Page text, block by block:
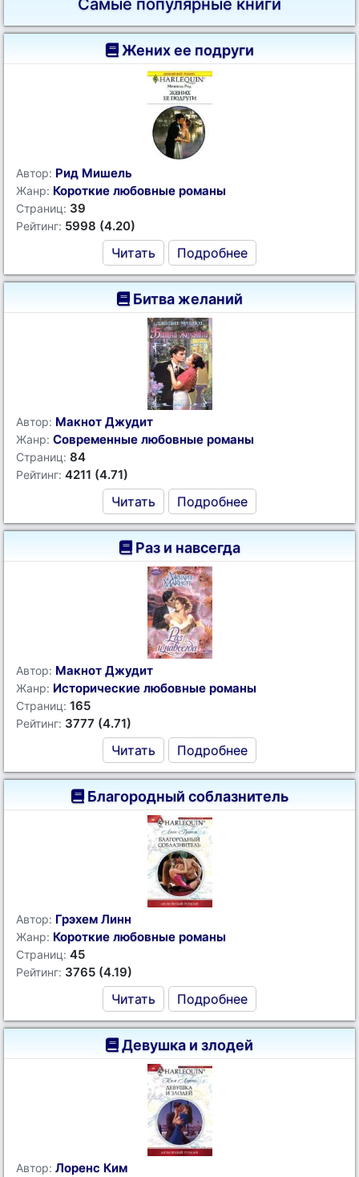
Самые популярные книги
Жених ее подруги
Автор: Рид Мишель
Жанр: Короткие любовные романы
Страниц: 39
Рейтинг: 5998 (4.20)
Читать Подробнее
Битва желаний
Автор: Макнот Джудит
Жанр: Современные любовные романы
Страниц: 84
Рейтинг: 4211 (4.71)
Читать Подробнее
Раз и навсегда
Автор: Макнот Джудит
Жанр: Исторические любовные романы
Страниц: 165
Рейтинг: 3777 (4.71)
Читать Подробнее
Благородный соблазнитель
Автор: Грэхем Линн
Жанр: Короткие любовные романы
Страниц: 45
Рейтинг: 3765 (4.19)
Читать Подробнее
Девушка и злодей
Автор: Лоренс Ким